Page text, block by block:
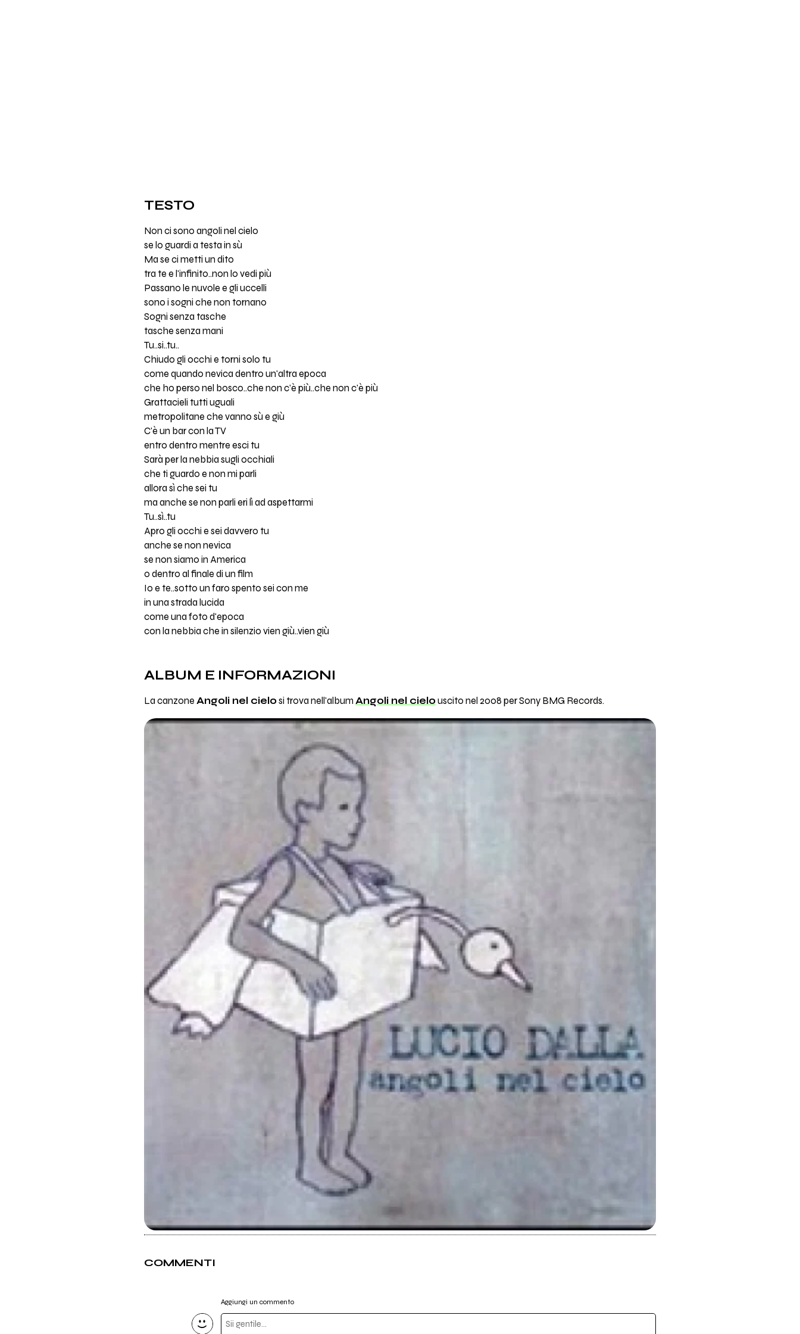
TESTO
Non ci sono angoli nel cielo
se lo guardi a testa in sù
Ma se ci metti un dito
tra te e l'infinito..non lo vedi più
Passano le nuvole e gli uccelli
sono i sogni che non tornano
Sogni senza tasche
tasche senza mani
Tu..si..tu..
Chiudo gli occhi e torni solo tu
come quando nevica dentro un'altra epoca
che ho perso nel bosco..che non c'è più..che non c'è più
Grattacieli tutti uguali
metropolitane che vanno sù e giù
C'è un bar con la TV
entro dentro mentre esci tu
Sarà per la nebbia sugli occhiali
che ti guardo e non mi parli
allora sì che sei tu
ma anche se non parli eri lì ad aspettarmi
Tu..sì..tu
Apro gli occhi e sei davvero tu
anche se non nevica
se non siamo in America
o dentro al finale di un film
Io e te..sotto un faro spento sei con me
in una strada lucida
come una foto d'epoca
con la nebbia che in silenzio vien giù..vien giù
ALBUM E INFORMAZIONI
La canzone Angoli nel cielosi trova nell'album Angoli nel cielouscito nel 2008 per Sony BMG Records.
COMMENTI
Aggiungi un commento